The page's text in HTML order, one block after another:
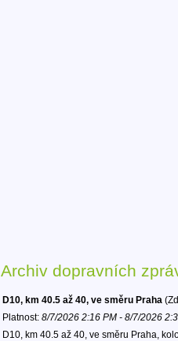
Archiv dopravních
D10, km 40.5 až 40, ve směru Praha
Platnost: 8/7/2026 2:16 PM - 8/7/2026
D10, km 40.5 až 40, ve směru Praha,